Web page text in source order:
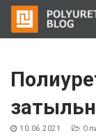
contenido
10.06.2021